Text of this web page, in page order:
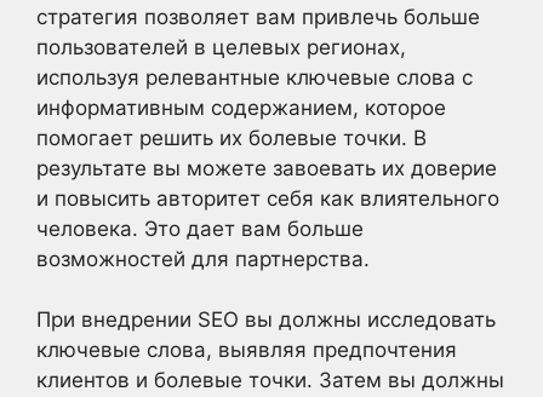
стратегия позволяет вам привлечь больше
пользователей в целевых регионах,
используя релевантные ключевые слова с
информативным содержанием, которое
помогает решить их болевые точки. В
результате вы можете завоевать их доверие
и повысить авторитет себя как влиятельного
человека. Это дает вам больше
возможностей для партнерства.
При внедрении SEO вы должны исследовать
ключевые слова, выявляя предпочтения
клиентов и болевые точки. Затем вы должны